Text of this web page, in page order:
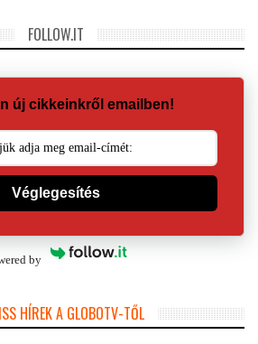
FOLLOW.IT
új cikkeinkről emailben!
Véglegesítés
by
HÍREK A GLOBOTV-TŐL